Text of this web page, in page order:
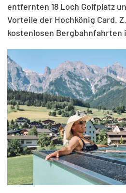
entfernten 18 Loch Golfplatz
Vorteile der Hochkönig Card.
kostenlosen Bergbahnfahrten